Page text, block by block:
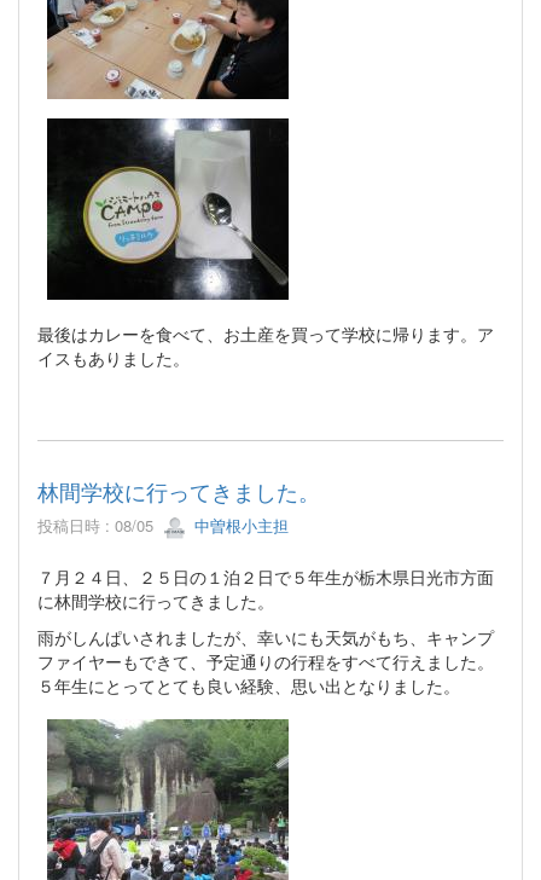
最後はカレーを食べて、お土産を買って学校に帰ります。ア
イスもありました。
林間学校に行ってきました。
投稿日時 : 08/05 中曽根小主担
７月２４日、２５日の１泊２日で５年生が栃木県日光市方面
に林間学校に行ってきました。
雨がしんぱいされましたが、幸いにも天気がもち、キャンプ
ファイヤーもできて、予定通りの行程をすべて行えました。
５年生にとってとても良い経験、思い出となりました。